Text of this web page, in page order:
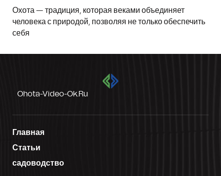
Охота — традиция, которая веками объединяет
человека с природой, позволяя не только обеспечить
себя
Ohota-Video-Ok.ru
Главная
Статьи
садоводство